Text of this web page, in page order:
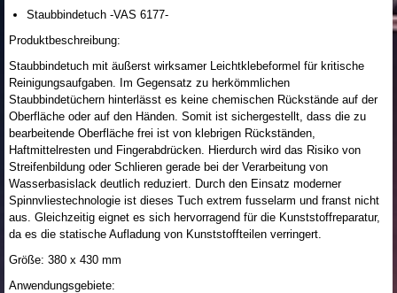
Staubbindetuch -VAS 6177-
Produktbeschreibung:
Staubbindetuch mit äußerst wirksamer Leichtklebeformel für kritische
Reinigungsaufgaben. Im Gegensatz zu herkömmlichen
Staubbindetüchern hinterlässt es keine chemischen Rückstände auf der
Oberfläche oder auf den Händen. Somit ist sichergestellt, dass die zu
bearbeitende Oberfläche frei ist von klebrigen Rückständen,
Haftmittelresten und Fingerabdrücken. Hierdurch wird das Risiko von
Streifenbildung oder Schlieren gerade bei der Verarbeitung von
Wasserbasislack deutlich reduziert. Durch den Einsatz moderner
Spinnvliestechnologie ist dieses Tuch extrem fusselarm und franst nicht
aus. Gleichzeitig eignet es sich hervorragend für die Kunststoffreparatur,
da es die statische Aufladung von Kunststoffteilen verringert.
Größe: 380 x 430 mm
Anwendungsgebiete: